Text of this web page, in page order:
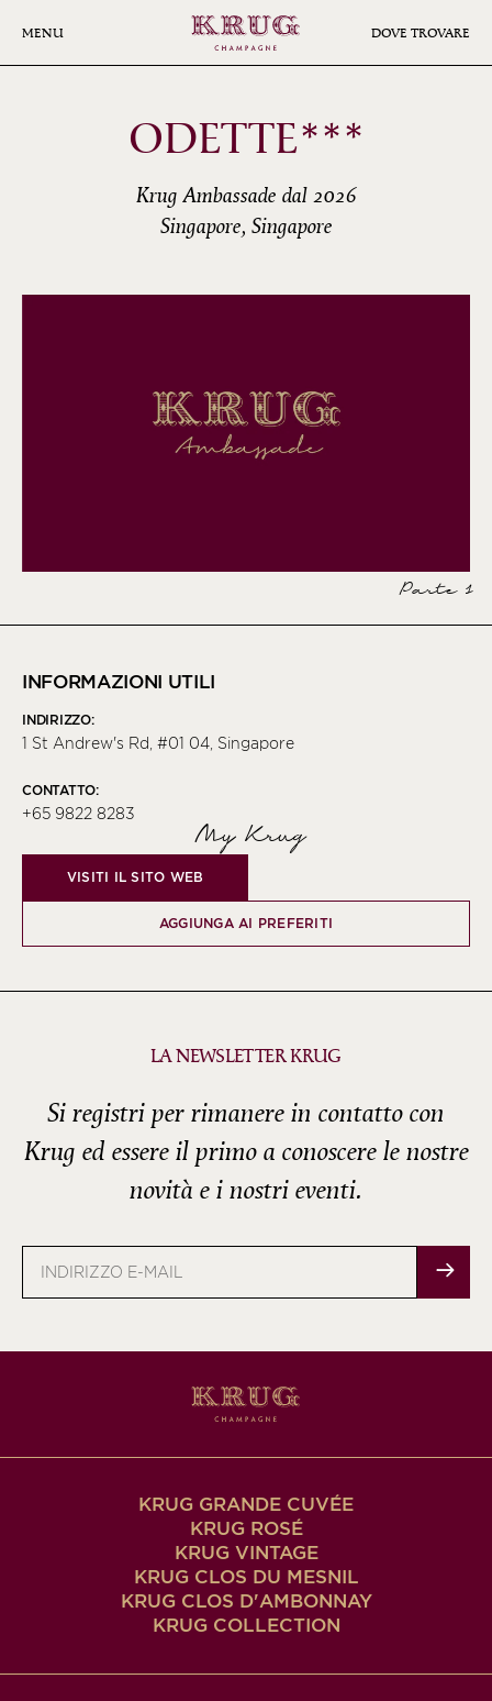
MENU DOVE TROVARE
ODETTE***
Krug Ambassade dal 2026
Singapore, Singapore
Parte 1
INFORMAZIONI UTILI
INDIRIZZO:
1 St Andrew's Rd, #01 04, Singapore
CONTATTO:
+65 9822 8283
My Krug
VISITI IL SITO WEB
AGGIUNGA AI PREFERITI
LA NEWSLETTER KRUG
Si registri per rimanere in contatto con
Krug ed essere il primo a conoscere le nostre
novità e i nostri eventi.
KRUG GRANDE CUVÉE
KRUG ROSÉ
KRUG VINTAGE
KRUG CLOS DU MESNIL
KRUG CLOS D'AMBONNAY
KRUG COLLECTION